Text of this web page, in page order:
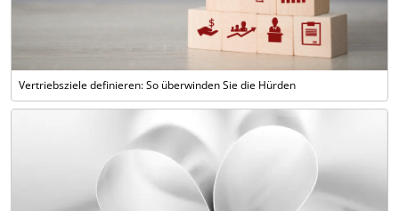
Vertriebsziele definieren: So überwinden Sie die Hürden